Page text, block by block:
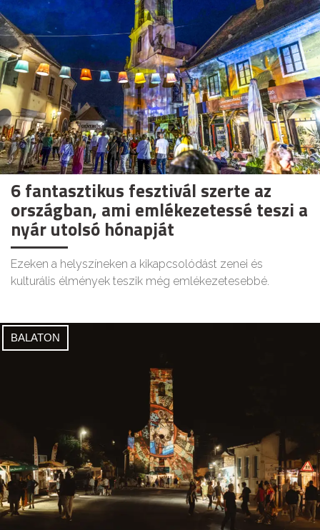
6 fantasztikus fesztivál szerte az
országban, ami emlékezetessé teszi a
nyár utolsó hónapját
Ezeken a helyszíneken a kikapcsolódást zenei és
kulturális élmények teszik még emlékezetesebbé.
BALATON